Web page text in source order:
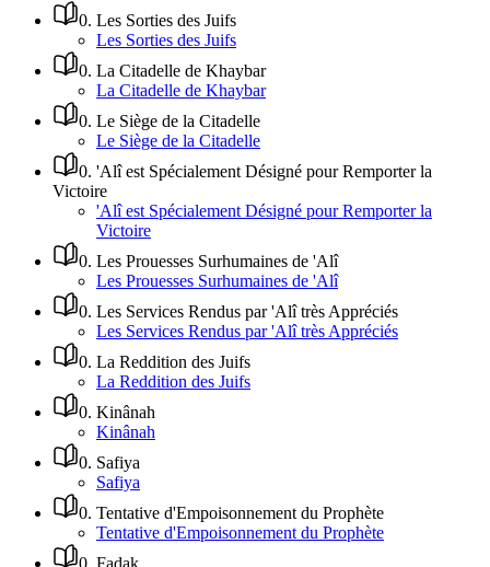
0. Les Sorties des Juifs
Les Sorties des Juifs
0. La Citadelle de Khaybar
La Citadelle de Khaybar
0. Le Siège de la Citadelle
Le Siège de la Citadelle
0. 'Alî est Spécialement Désigné pour Remporter la
Victoire
'Alî est Spécialement Désigné pour Remporter la
Victoire
0. Les Prouesses Surhumaines de 'Alî
Les Prouesses Surhumaines de 'Alî
0. Les Services Rendus par 'Alî très Appréciés
Les Services Rendus par 'Alî très Appréciés
0. La Reddition des Juifs
La Reddition des Juifs
0. Kinânah
Kinânah
0. Safiya
Safiya
0. Tentative d'Empoisonnement du Prophète
Tentative d'Empoisonnement du Prophète
0. Fadak